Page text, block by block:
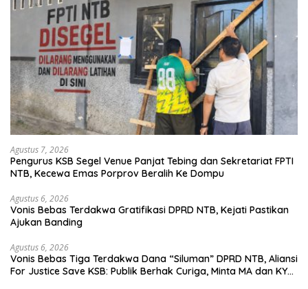
Agustus 7, 2026
Pengurus KSB Segel Venue Panjat Tebing dan Sekretariat FPTI
NTB, Kecewa Emas Porprov Beralih Ke Dompu
Agustus 6, 2026
Vonis Bebas Terdakwa Gratifikasi DPRD NTB, Kejati Pastikan
Ajukan Banding
Agustus 6, 2026
Vonis Bebas Tiga Terdakwa Dana “Siluman” DPRD NTB, Aliansi
For Justice Save KSB: Publik Berhak Curiga, Minta MA dan KY